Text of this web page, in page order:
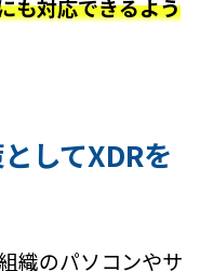
も対応できるよう
してXDRを
織のパソコンやサ